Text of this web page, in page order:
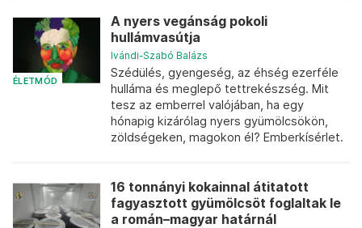
ÉLETMÓD
A nyers vegánság pokoli
hullámvasútja
Ivándi-Szabó Balázs
Szédülés, gyengeség, az éhség ezerféle
hulláma és meglepő tettrekészség. Mit
tesz az emberrel valójában, ha egy
hónapig kizárólag nyers gyümölcsökön,
zöldségeken, magokon él? Emberkísérlet.
16 tonnányi kokainnal átitatott
fagyasztott gyümölcsöt foglaltak le
a román–magyar határnál